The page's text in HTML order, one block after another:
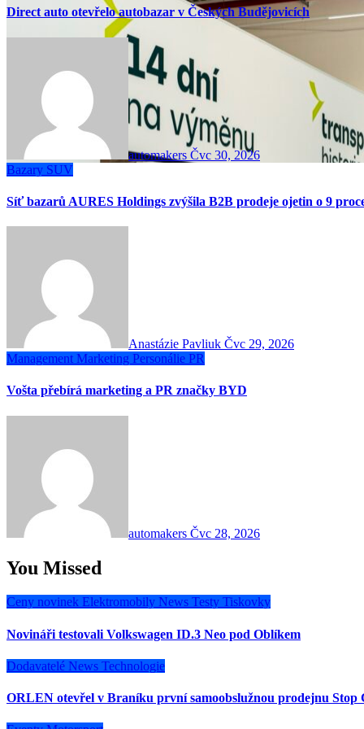
Direct auto otevřelo autobazar v Českých Budějovicích
automakers Čvc 30, 2026
Bazary SUV
Síť bazarů AURES Holdings zvýšila B2B prodeje ojetin o 9
Anastázie Pavliuk Čvc 29, 2026
Management Marketing Personálie PR
Vošta přebírá marketing a PR značky BYD
automakers Čvc 28, 2026
You Missed
Ceny novinek Elektromobily News Testy Tiskovky
Novináři testovali Volkswagen ID.3 Neo pod Oblíkem
Dodavatelé News Technologie
ORLEN otevřel v Braníku první samoobslužnou prodejnu Stop